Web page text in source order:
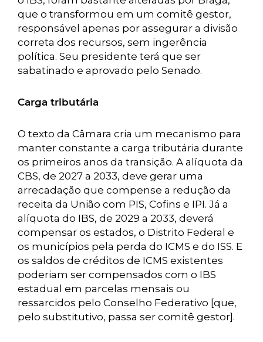
que o transformou em um comitê gestor,
responsável apenas por assegurar a divisão
correta dos recursos, sem ingerência
política. Seu presidente terá que ser
sabatinado e aprovado pelo Senado.
Carga tributária
O texto da Câmara cria um mecanismo para
manter constante a carga tributária durante
os primeiros anos da transição. A alíquota da
CBS, de 2027 a 2033, deve gerar uma
arrecadação que compense a redução da
receita da União com PIS, Cofins e IPI. Já a
alíquota do IBS, de 2029 a 2033, deverá
compensar os estados, o Distrito Federal e
os municípios pela perda do ICMS e do ISS. E
os saldos de créditos de ICMS existentes
poderiam ser compensados com o IBS
estadual em parcelas mensais ou
ressarcidos pelo Conselho Federativo [que,
pelo substitutivo, passa ser comitê gestor].